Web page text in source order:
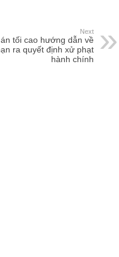
Next
tối cao hướng dẫn về
ra quyết định xử phạt
hành chính